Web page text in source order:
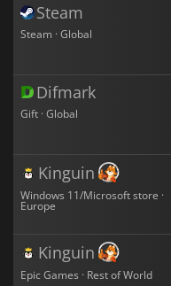
Steam
Steam · Global
Difmark
Gift · Global
Kinguin
Windows 11/Microsoft store ·
Europe
Kinguin
Epic Games · Rest of World